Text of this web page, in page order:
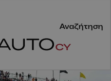
Αναζήτηση